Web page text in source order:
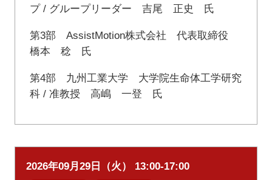
プ / グループリーダー 吉尾 正史 氏
第3部 AssistMotion株式会社 代表取締役
橋本 稔 氏
第4部 九州工業大学 大学院生命体工学研究
科 / 准教授 高嶋 一登 氏
2026年09月29日（火） 13:00-17:00